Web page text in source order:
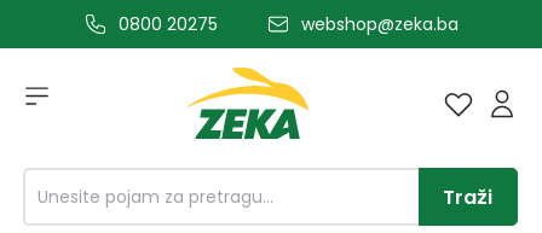
glavni sadržaj0800 20275 webshop@zeka.ba
Traži